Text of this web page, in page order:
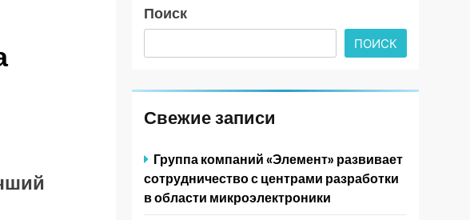
Поиск
ПОИСК
Свежие записи
Группа компаний «Элемент» развивает
сотрудничество с центрами разработки
в области микроэлектроники